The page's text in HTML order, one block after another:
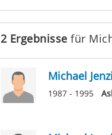
2 Ergebnisse für
Michael
1987 - 1995